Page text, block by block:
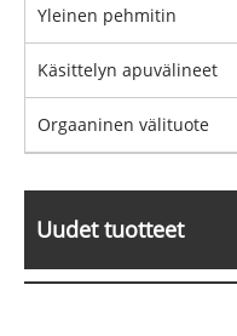
Yleinen pehmitin
Käsittelyn apuvälineet
Orgaaninen välituote
Uudet tuotteet